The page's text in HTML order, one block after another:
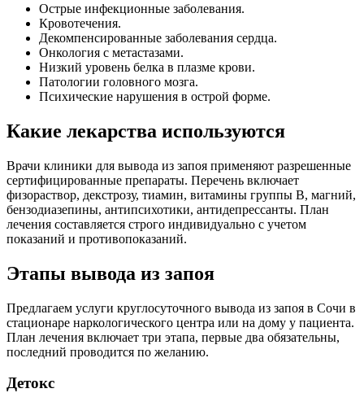
Острые инфекционные заболевания.
Кровотечения.
Декомпенсированные заболевания сердца.
Онкология с метастазами.
Низкий уровень белка в плазме крови.
Патологии головного мозга.
Психические нарушения в острой форме.
Какие лекарства используются
Врачи клиники для вывода из запоя применяют разрешенные
сертифицированные препараты. Перечень включает
физораствор, декстрозу, тиамин, витамины группы В, магний,
бензодиазепины, антипсихотики, антидепрессанты. План
лечения составляется строго индивидуально с учетом
показаний и противопоказаний.
Этапы вывода из запоя
Предлагаем услуги круглосуточного вывода из запоя в Сочи в
стационаре наркологического центра или на дому у пациента.
План лечения включает три этапа, первые два обязательны,
последний проводится по желанию.
Детокс